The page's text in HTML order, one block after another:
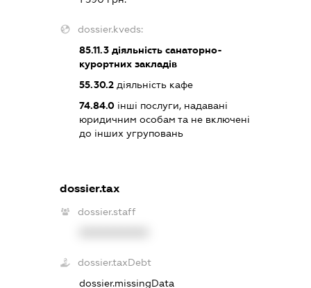
dossier.kveds:
85.11.3діяльність санаторно-
курортних закладів
55.30.2діяльність кафе
74.84.0інші послуги, надавані
юридичним особам та не включені
до інших угруповань
dossier.tax
dossier.staff
dossier.taxDebt
dossier.missingData